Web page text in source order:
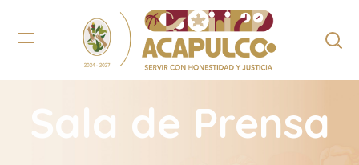
Sala de Prensa